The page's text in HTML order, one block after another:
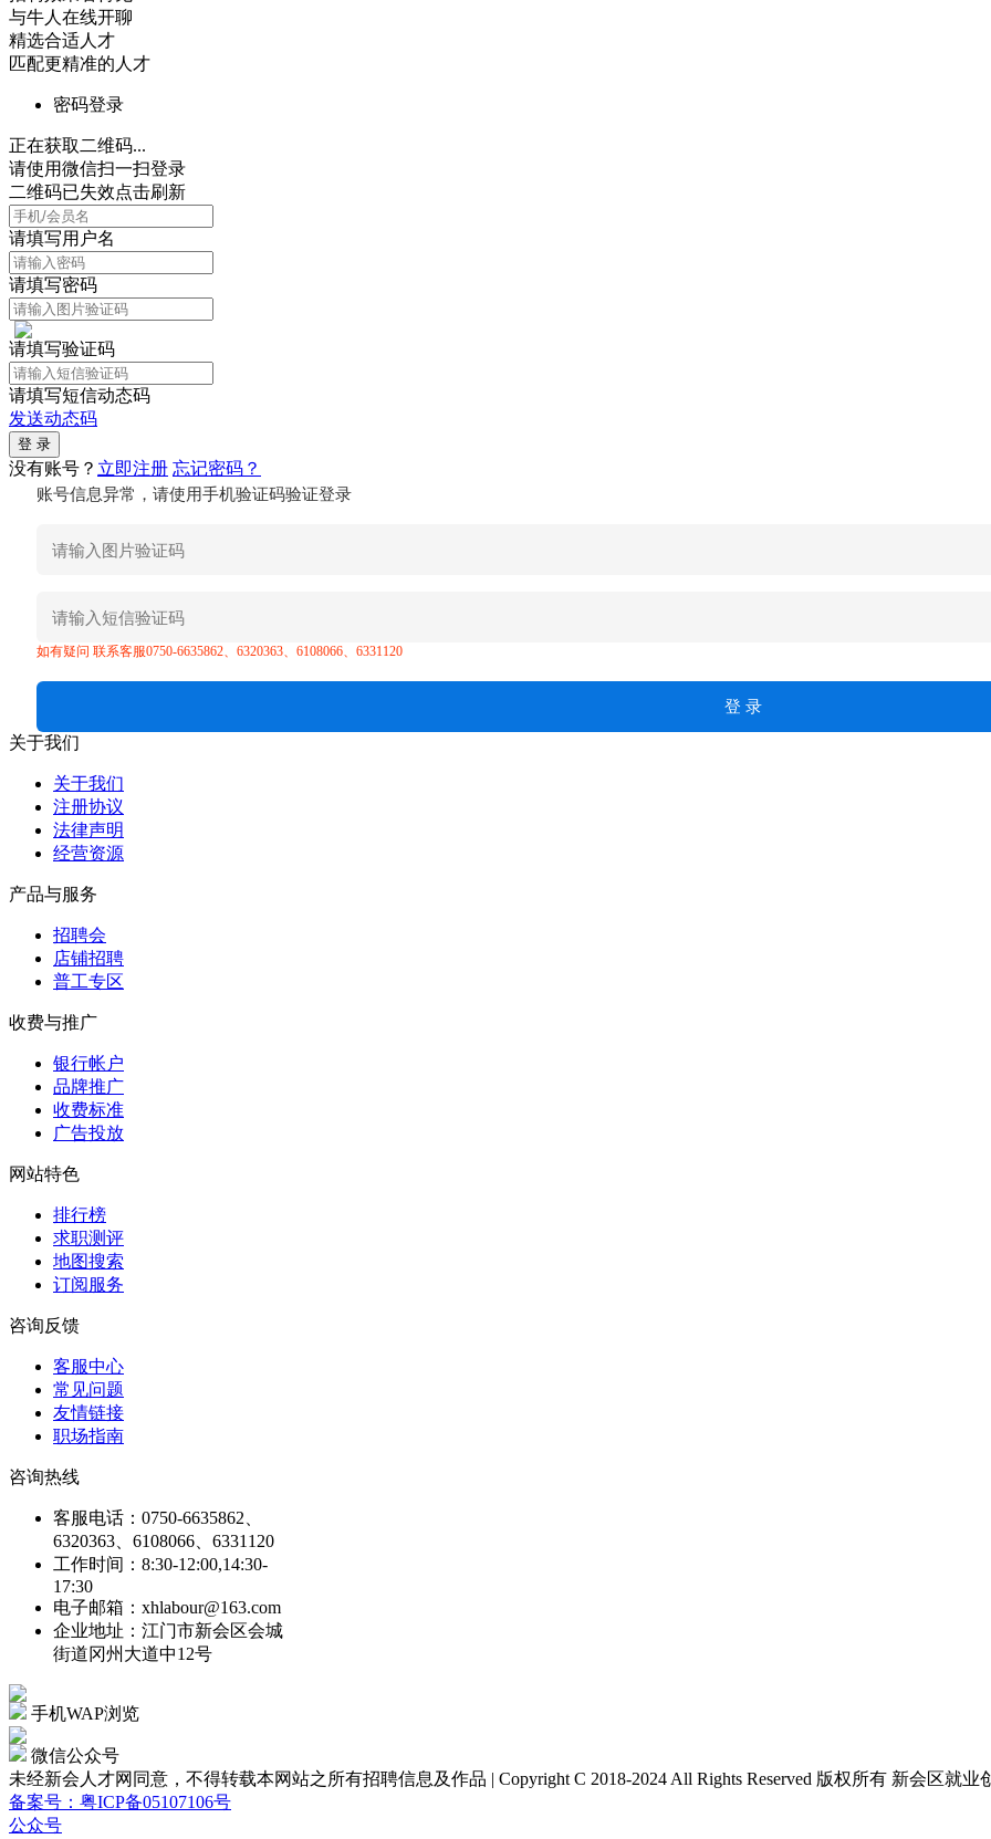
与牛人在线开聊
精选合适人才
匹配更精准的人才
密码登录
正在获取二维码...
请使用微信扫一扫登录
二维码已失效点击刷新
请填写用户名
请填写密码
请填写验证码
请填写短信动态码
发送动态码
没有账号？ 立即注册 忘记密码？
账号信息异常，请使用手机验证码验证登录
如有疑问 联系客服0750-6635862、6320363、6108066、6331120
关于我们
关于我们
注册协议
法律声明
经营资源
产品与服务
招聘会
店铺招聘
普工专区
收费与推广
银行帐户
品牌推广
收费标准
广告投放
网站特色
排行榜
求职测评
地图搜索
订阅服务
咨询反馈
客服中心
常见问题
友情链接
职场指南
咨询热线
客服电话：0750-6635862、
6320363、6108066、6331120
工作时间：8:30-12:00,14:30-
17:30
电子邮箱：xhlabour@163.com
企业地址：江门市新会区会城
街道冈州大道中12号
手机WAP浏览
微信公众号
未经新会人才网同意，不得转载本网站之所有招聘信息及作品 | Copyright C 2018-2024 All Rights Reserved 版权所有 新会区就业
备案号：粤ICP备05107106号
公众号